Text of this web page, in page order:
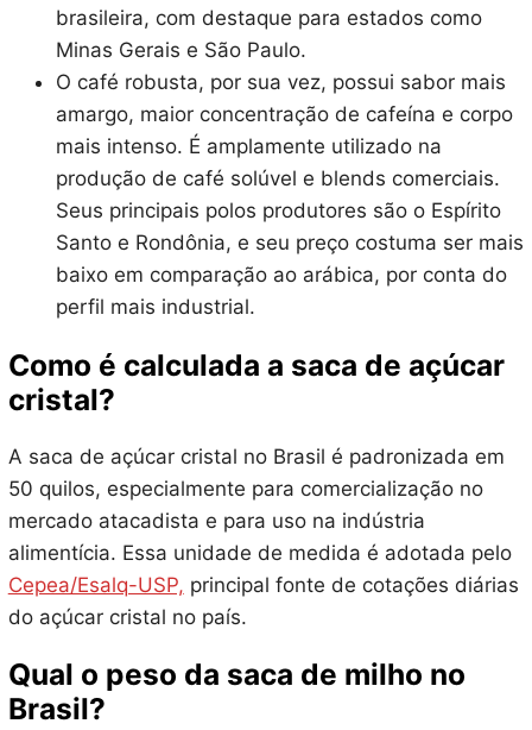
brasileira, com destaque para estados como
Minas Gerais e São Paulo.
O café robusta, por sua vez, possui sabor mais
amargo, maior concentração de cafeína e corpo
mais intenso. É amplamente utilizado na
produção de café solúvel e blends comerciais.
Seus principais polos produtores são o Espírito
Santo e Rondônia, e seu preço costuma ser mais
baixo em comparação ao arábica, por conta do
perfil mais industrial.
Como é calculada a saca de açúcar
cristal?
A saca de açúcar cristal no Brasil é padronizada em
50 quilos, especialmente para comercialização no
mercado atacadista e para uso na indústria
alimentícia. Essa unidade de medida é adotada pelo
Cepea/Esalq-USP, principal fonte de cotações diárias
do açúcar cristal no país.
Qual o peso da saca de milho no
Brasil?